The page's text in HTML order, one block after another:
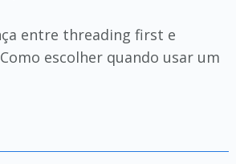
entre threading first e
escolher quando usar um